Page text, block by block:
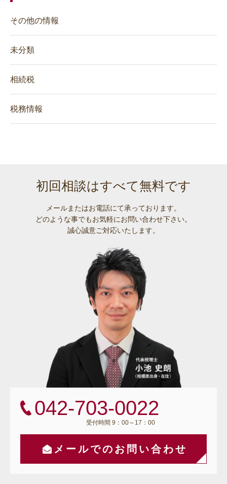
その他の情報
未分類
相続税
税務情報
初回相談はすべて無料です
メールまたはお電話にて承っております。
どのような事でもお気軽にお問い合わせ下さい。
誠心誠意ご対応いたします。
042-703-0022
受付時間 9：00～17：00
メールでのお問い合わせ